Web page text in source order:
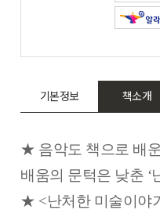
기본정보 책소개
★ 음악도 책으로 배
배움의 문턱은 낮춘 ‘
★ <난처한 미술이야